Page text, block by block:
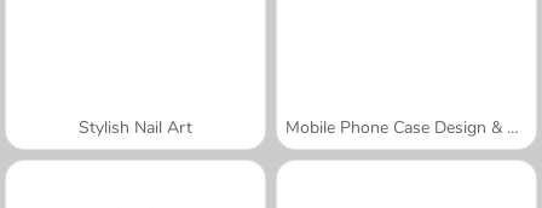
Stylish Nail Art Mobile Phone Case Design & DIY